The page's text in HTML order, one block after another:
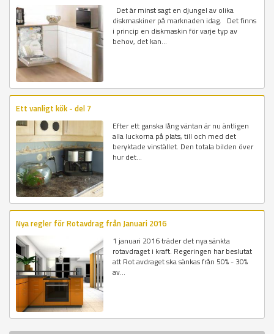
Det är minst sagt en djungel av olika
diskmaskiner på marknaden idag. Det finns
i princip en diskmaskin för varje typ av
behov, det kan...
Ett vanligt kök - del 7
Efter ett ganska lång väntan är nu äntligen
alla luckorna på plats, till och med det
beryktade vinstället. Den totala bilden över
hur det...
Nya regler för Rotavdrag från Januari 2016
1 januari 2016 träder det nya sänkta
rotavdraget i kraft. Regeringen har beslutat
att Rot avdraget ska sänkas från 50% - 30%
av...